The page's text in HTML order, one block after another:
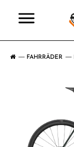
FAHRRÄDER